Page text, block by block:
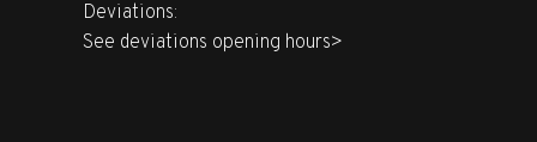
Deviations:
See deviations opening hours>